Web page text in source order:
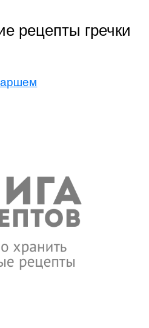
рецепты гречки